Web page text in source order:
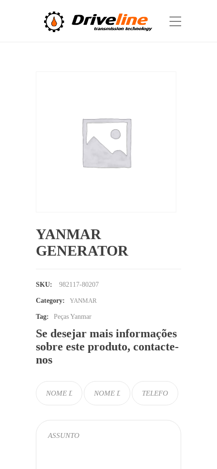
YANMAR
GENERATOR
SKU: 982117-80207
Category: YANMAR
Tag: Peças Yanmar
Se desejar mais informações
sobre este produto, contacte-
nos